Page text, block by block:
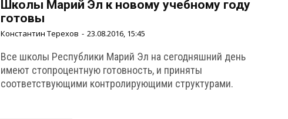
Школы Марий Эл к новому учебному году
готовы
Константин Терехов - 23.08.2016, 15:45
Все школы Республики Марий Эл на сегодняшний день
имеют стопроцентную готовность, и приняты
соответствующими контролирующими структурами.